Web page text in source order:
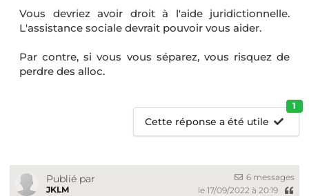
Vous devriez avoir droit à l'aide juridictionnelle.
L'assistance sociale devrait pouvoir vous aider.
Par contre, si vous vous séparez, vous risquez de
perdre des alloc.
Cette réponse a été utile
1
Publié par
JKLM
6 messages
le 17/09/2022 à 20:19